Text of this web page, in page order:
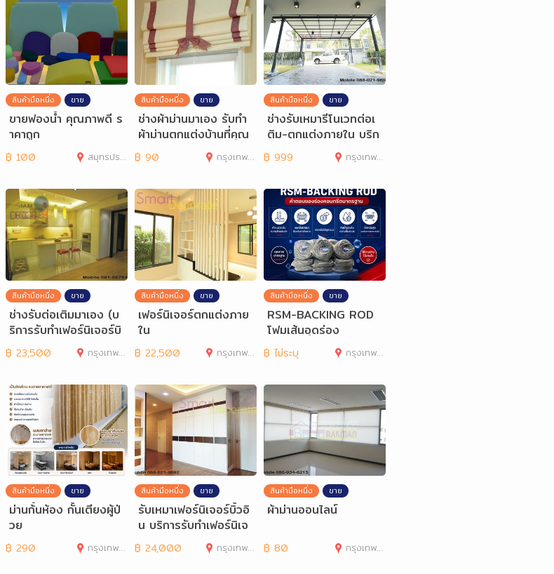
สินค้ามือหนึ่ง ขาย
ขายฟองน้ำ คุณภาพดี ร
าคาถูก
฿ 100 สมุทรปราการ
สินค้ามือหนึ่ง ขาย
ช่างผ้าม่านมาเอง รับทำ
ผ้าม่านตกแต่งบ้านที่คุณ
รัก ด้วยผ้าม่าน
฿ 90 กรุงเทพมหานคร
สินค้ามือหนึ่ง ขาย
ช่างรับเหมารีโนเวทต่อเ
ติม-ตกแต่งภายใน บริก
ารรับทำเฟอร์นิเจอร
฿ 999 กรุงเทพมหานคร
สินค้ามือหนึ่ง ขาย
ช่างรับต่อเติมมาเอง (บ
ริการรับทำเฟอร์นิเจอร์บิ
วท์อิน) ออกแบบ
฿ 23,500 กรุงเทพมหานคร
สินค้ามือหนึ่ง ขาย
เฟอร์นิเจอร์ตกแต่งภาย
ใน
฿ 22,500 กรุงเทพมหานคร
สินค้ามือหนึ่ง ขาย
RSM-BACKING ROD
โฟมเส้นอุดร่อง
฿ ไม่ระบุ กรุงเทพมหานคร
สินค้ามือหนึ่ง ขาย
ม่านก้้นห้อง กั้นเตียงผู้ป่
วย
฿ 290 กรุงเทพมหานคร
สินค้ามือหนึ่ง ขาย
รับเหมาเฟอร์นิเจอร์บิ้วอิ
น บริการรับทำเฟอร์นิเจ
อร์บิวท์อิน
฿ 24,000 กรุงเทพมหานคร
สินค้ามือหนึ่ง ขาย
ผ้าม่านออนไลน์
฿ 80 กรุงเทพมหานคร